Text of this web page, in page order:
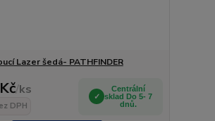
Lazer šedá- PATHFINDER
/ks
DPH
Centrální
sklad Do 5- 7
dnů.